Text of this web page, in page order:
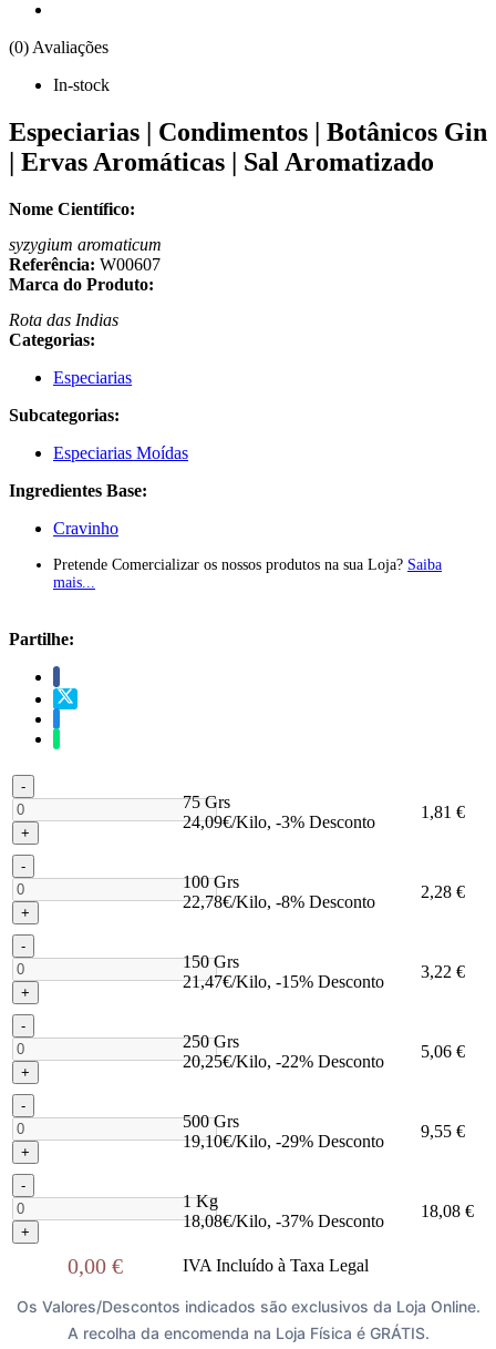
(0) Avaliações
In-stock
Especiarias | Condimentos | Botânicos Gin
| Ervas Aromáticas | Sal Aromatizado
Nome Científico:
syzygium aromaticum
Referência: W00607
Marca do Produto:
Rota das Indias
Categorias:
Especiarias
Subcategorias:
Especiarias Moídas
Ingredientes Base:
Cravinho
Pretende Comercializar os nossos produtos na sua Loja? Saiba
mais...
Partilhe:
-
+
75 Grs
24,09€/Kilo, -3% Desconto
1,81 €
-
+
100 Grs
22,78€/Kilo, -8% Desconto
2,28 €
-
+
150 Grs
21,47€/Kilo, -15% Desconto
3,22 €
-
+
250 Grs
20,25€/Kilo, -22% Desconto
5,06 €
-
+
500 Grs
19,10€/Kilo, -29% Desconto
9,55 €
-
+
1 Kg
18,08€/Kilo, -37% Desconto
18,08 €
0,00 € IVA Incluído à Taxa Legal
Os Valores/Descontos indicados são exclusivos da Loja Online.
A recolha da encomenda na Loja Física é GRÁTIS.